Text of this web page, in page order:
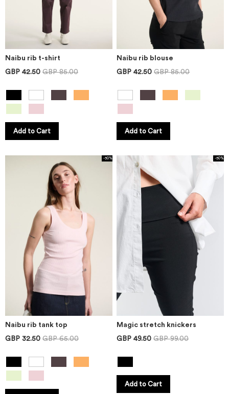
Naibu rib t-shirt
GBP 42.50 GBP 85.00
Add to Cart
Naibu rib blouse
GBP 42.50 GBP 85.00
Add to Cart
-50%
Naibu rib tank top
GBP 32.50 GBP 65.00
-50%
Magic stretch knickers
GBP 49.50 GBP 99.00
Add to Cart